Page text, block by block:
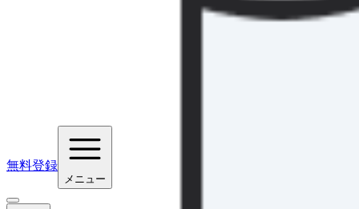
無料登録
メニュー